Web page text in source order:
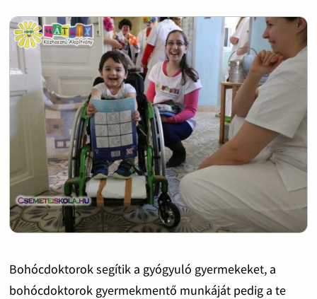
Bohócdoktorok segítik a gyógyuló gyermekeket, a
bohócdoktorok gyermekmentő munkáját pedig a te